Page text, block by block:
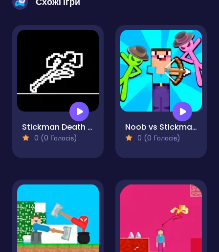
Stickman Death Run
0 (0 Голосів)
Noob vs Stickman Zombies
0 (0 Голосів)